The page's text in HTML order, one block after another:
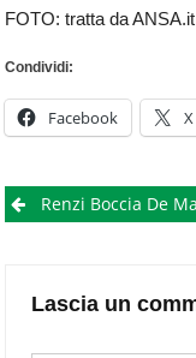
FOTO: tratta da ANSA.it
Condividi:
Facebook X
PostRenzi Boccia De Magistris: “Su Bagnoli Si Riparte Con Il
Lascia un